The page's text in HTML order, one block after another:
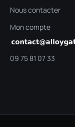
Nous contacter
Mon compte
09 75 81 07 33